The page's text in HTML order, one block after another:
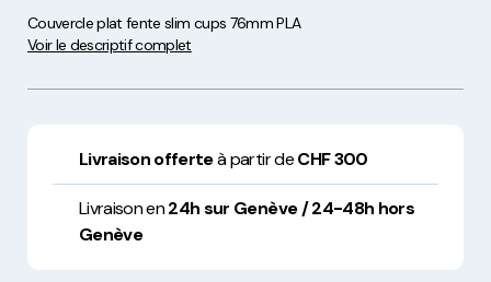
Couvercle plat fente slim cups 76mm PLA
Voir le descriptif complet
Livraison offerteà partir deCHF 300
Livraison en24h sur Genève / 24-48h hors
Genève